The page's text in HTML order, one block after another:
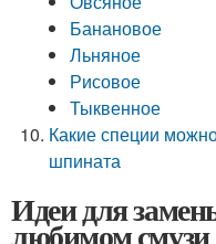
Банановое
Льняное
Рисовое
Тыквенное
Какие специи
шпината
Идеи для